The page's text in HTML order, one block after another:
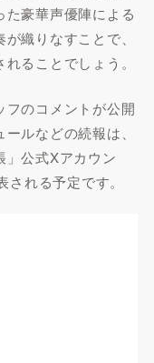
豪華声優陣による
織りなすことで、
ることでしょう。
フのコメントが公開
ルなどの続報は、
」公式Xアカウン
れる予定です。